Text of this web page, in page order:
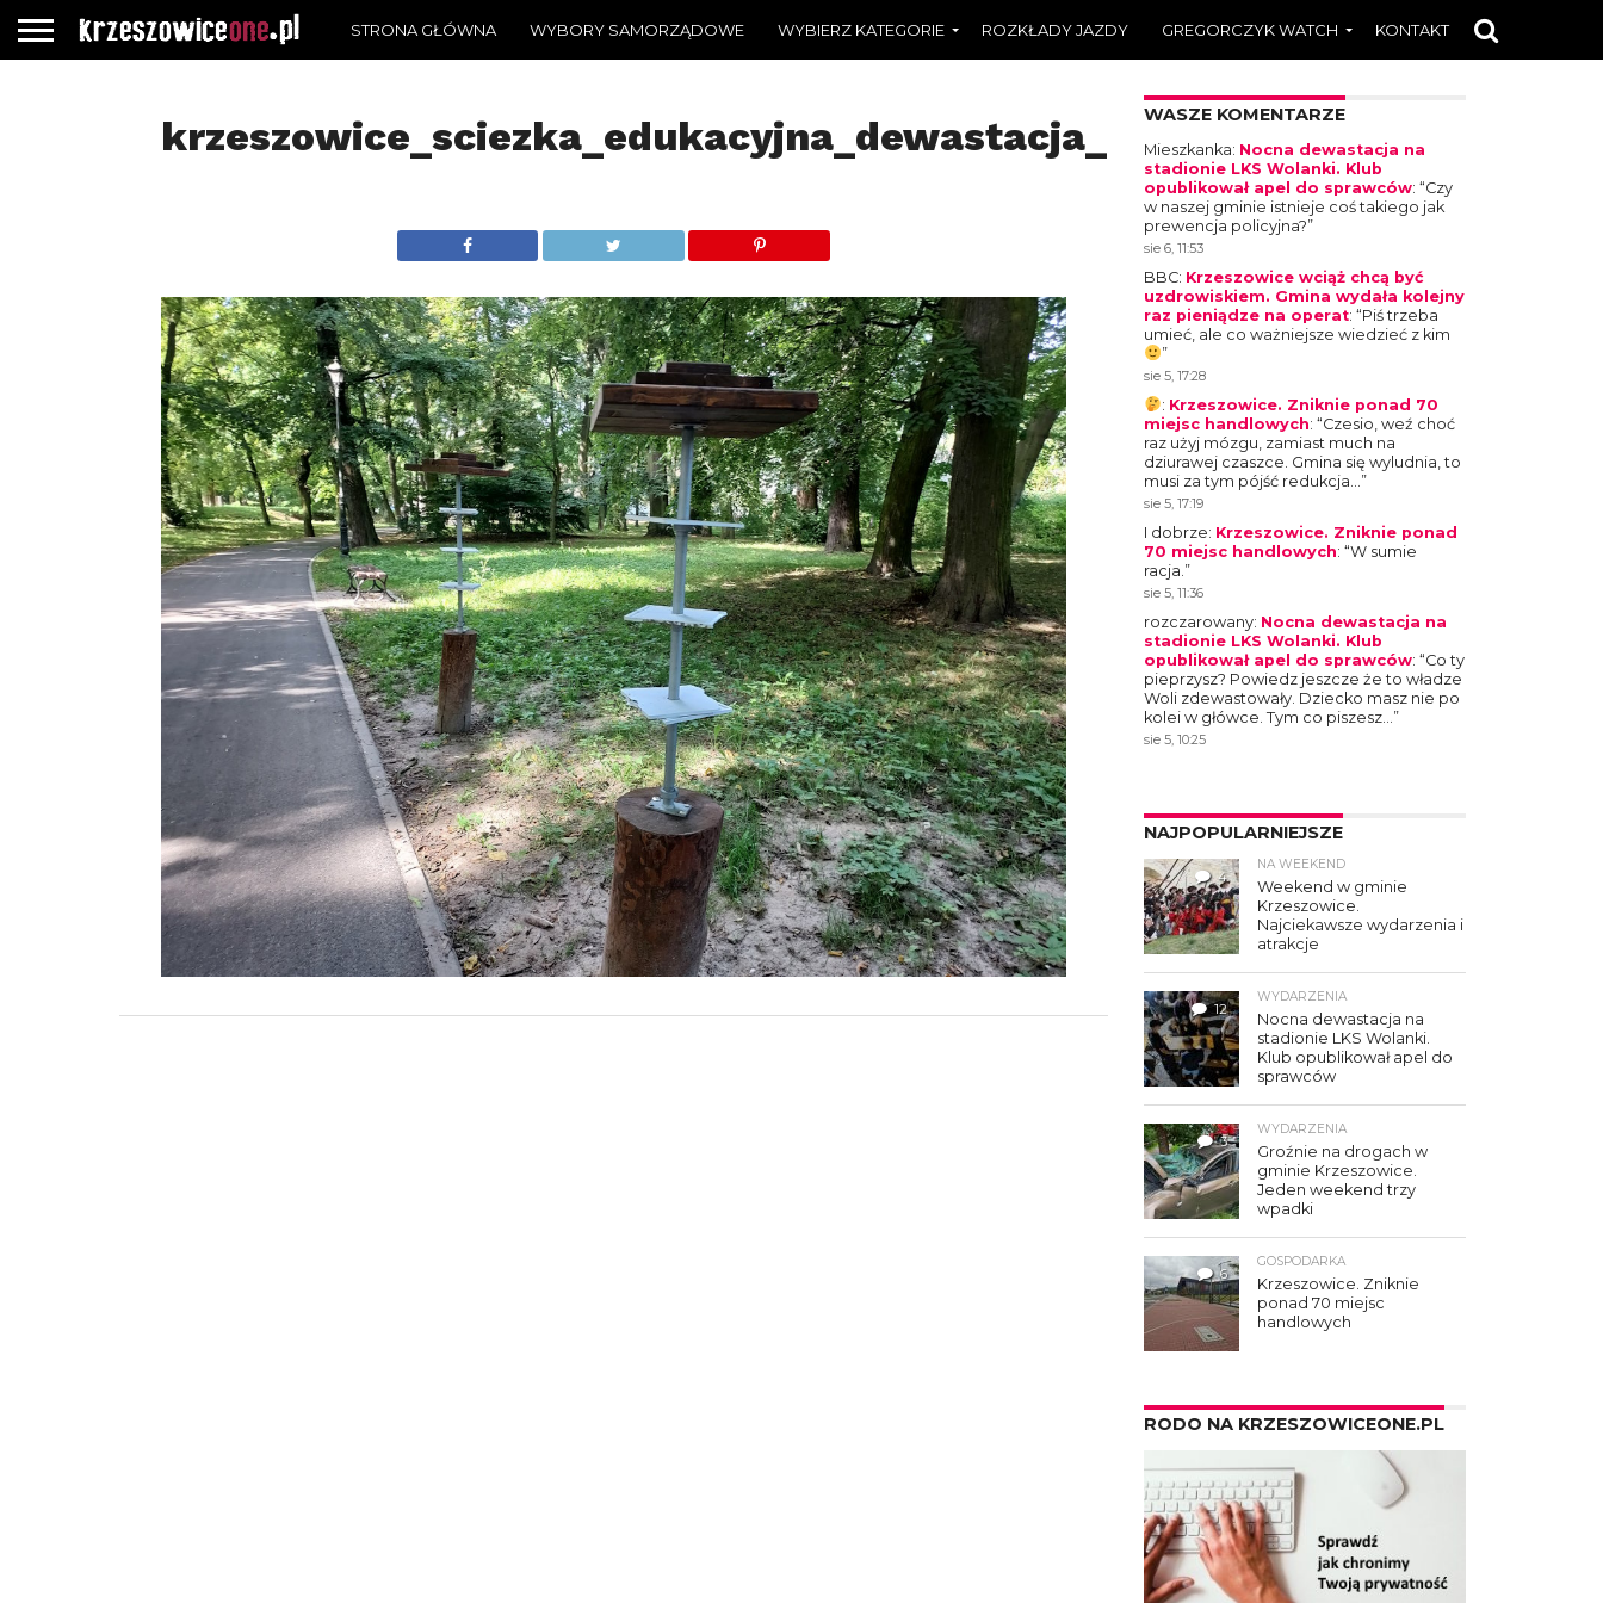
STRONA GŁÓWNA WYBORY SAMORZĄDOWE WYBIERZ KATEGORIE ROZKŁADY JAZDY GREGORCZYK WATCH KONTAKT
krzeszowice_sciezka_edukacyjna_dewastacja_02WASZE KOMENTARZE
Mieszkanka: Nocna dewastacja na
stadionie LKS Wolanki. Klub
opublikował apel do sprawców: “Czy
w naszej gminie istnieje coś takiego jak
prewencja policyjna?”
sie 6, 11:53
BBC: Krzeszowice wciąż chcą być
uzdrowiskiem. Gmina wydała kolejny
raz pieniądze na operat: “Piś trzeba
umieć, ale co ważniejsze wiedzieć z kim
”
sie 5, 17:28
: Krzeszowice. Zniknie ponad 70
miejsc handlowych: “Czesio, weź choć
raz użyj mózgu, zamiast much na
dziurawej czaszce. Gmina się wyludnia, to
musi za tym pójść redukcja…”
sie 5, 17:19
I dobrze: Krzeszowice. Zniknie ponad
70 miejsc handlowych: “W sumie
racja.”
sie 5, 11:36
rozczarowany: Nocna dewastacja na
stadionie LKS Wolanki. Klub
opublikował apel do sprawców: “Co ty
pieprzysz? Powiedz jeszcze że to władze
Woli zdewastowały. Dziecko masz nie po
kolei w główce. Tym co piszesz…”
sie 5, 10:25
NAJPOPULARNIEJSZE
4
NA WEEKEND
Weekend w gminie
Krzeszowice.
Najciekawsze wydarzenia i
atrakcje
12
WYDARZENIA
Nocna dewastacja na
stadionie LKS Wolanki.
Klub opublikował apel do
sprawców
3
WYDARZENIA
Groźnie na drogach w
gminie Krzeszowice.
Jeden weekend trzy
wpadki
6
GOSPODARKA
Krzeszowice. Zniknie
ponad 70 miejsc
handlowych
RODO NA KRZESZOWICEONE.PL